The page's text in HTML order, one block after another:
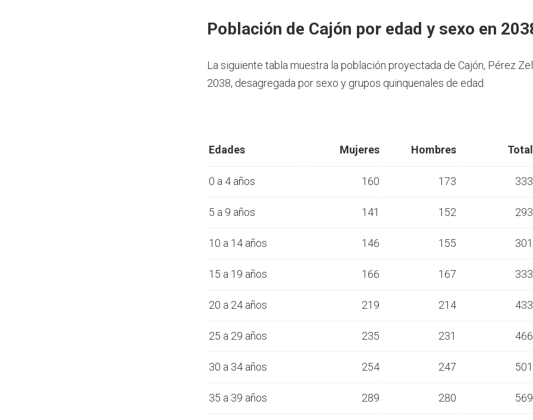
Población de Cajón por edad y sexo en
La siguiente tabla muestra la población proyectada de Cajón, Pérez
2038, desagregada por sexo y grupos quinquenales de edad.
Edades Mujeres Hombres Total
0 a 4 años 160 173 333
5 a 9 años 141 152 293
10 a 14 años 146 155 301
15 a 19 años 166 167 333
20 a 24 años 219 214 433
25 a 29 años 235 231 466
30 a 34 años 254 247 501
35 a 39 años 289 280 569